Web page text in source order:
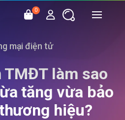
0
mại điện tử
TMĐT làm sao
tăng vừa bảo
hiệu?